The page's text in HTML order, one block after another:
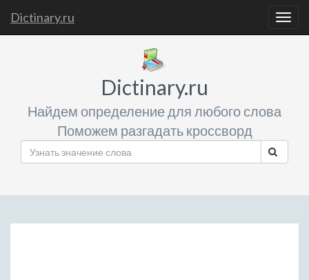
Dictinary.ru
Dictinary.ru
Найдем определение для любого слова
Поможем разгадать кроссворд